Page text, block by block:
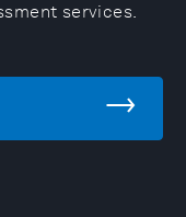
services.